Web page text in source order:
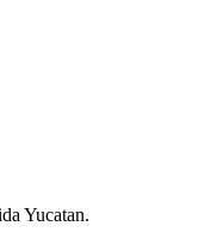
Yucatan.